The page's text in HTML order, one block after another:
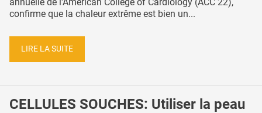
confirme que la chaleur extrême est bien un...
LIRE LA SUITE
CELLULES SOUCHES: Utiliser la peau